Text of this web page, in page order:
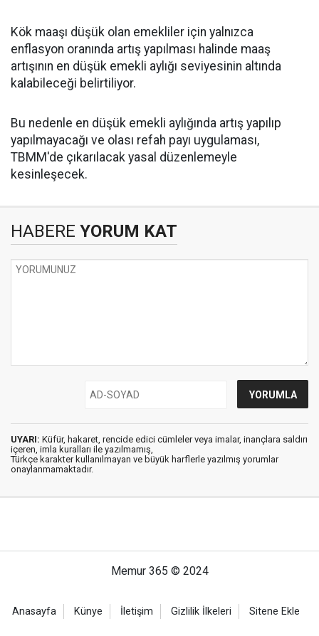
Kök maaşı düşük olan emekliler için yalnızca
enflasyon oranında artış yapılması halinde maaş
artışının en düşük emekli aylığı seviyesinin altında
kalabileceği belirtiliyor.
Bu nedenle en düşük emekli aylığında artış yapılıp
yapılmayacağı ve olası refah payı uygulaması,
TBMM'de çıkarılacak yasal düzenlemeyle
kesinleşecek.
HABERE YORUM KAT
UYARI: Küfür, hakaret, rencide edici cümleler veya imalar, inançlara saldırı
içeren, imla kuralları ile yazılmamış,
Türkçe karakter kullanılmayan ve büyük harflerle yazılmış yorumlar
onaylanmamaktadır.
Memur 365 © 2024
Anasayfa Künye İletişim Gizlilik İlkeleri Sitene Ekle